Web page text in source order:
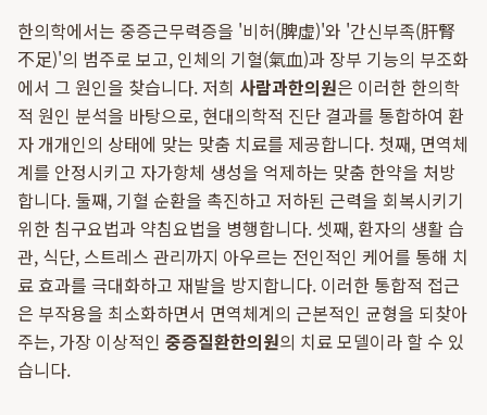
한의학에서는 중증근무력증을 '비허(脾虛)'와 '간신부족(肝腎
不足)'의 범주로 보고, 인체의 기혈(氣血)과 장부 기능의 부조화
에서 그 원인을 찾습니다. 저희 사람과한의원은 이러한 한의학
적 원인 분석을 바탕으로, 현대의학적 진단 결과를 통합하여 환
자 개개인의 상태에 맞는 맞춤 치료를 제공합니다. 첫째, 면역체
계를 안정시키고 자가항체 생성을 억제하는 맞춤 한약을 처방
합니다. 둘째, 기혈 순환을 촉진하고 저하된 근력을 회복시키기
위한 침구요법과 약침요법을 병행합니다. 셋째, 환자의 생활 습
관, 식단, 스트레스 관리까지 아우르는 전인적인 케어를 통해 치
료 효과를 극대화하고 재발을 방지합니다. 이러한 통합적 접근
은 부작용을 최소화하면서 면역체계의 근본적인 균형을 되찾아
주는, 가장 이상적인 중증질환한의원의 치료 모델이라 할 수 있
습니다.